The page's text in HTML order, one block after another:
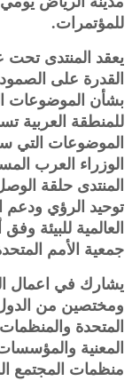
للمؤتمرات.
يعقد المنتدى تحت
القدرة على
بشأن الموضوعات
للمنطقة العربية
الموضوعات التي
الوزراء العرب
المنتدى حلقة
توحيد الرؤي ودعم
العالمية للبيئة
جمعية الأمم
يشارك في اعمال
ومختصين من
المتحدة والمنظمات
المعنية والمؤسسات
منظمات المجتمع